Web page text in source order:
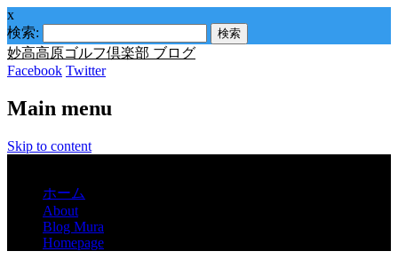
x
検索:
妙高高原ゴルフ倶楽部 ブログ
Facebook Twitter
Main menu
Skip to content
ホーム
About
Blog Mura
Homepage